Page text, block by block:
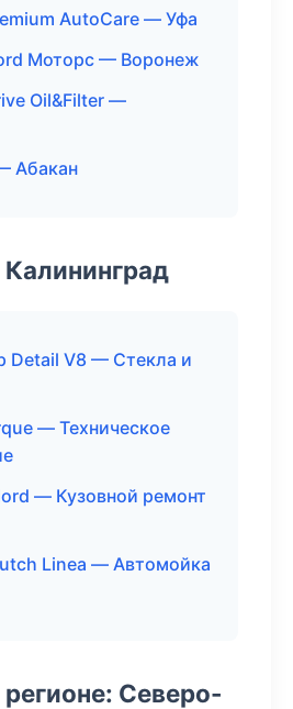
AutoCare — Уфа
Моторс — Воронеж
Oil&Filter —
Абакан
Detail V8 — Стекла и
— Техническое
— Кузовной ремонт
Linea — Автомойка
Северо-